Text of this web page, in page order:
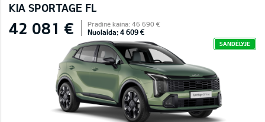
KIA SPORTAGE FL
42 081 € Pradinė kaina: 46 690 €
Nuolaida: 4 609 €
SANDĖLYJE